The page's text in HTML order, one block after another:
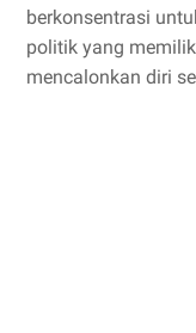
berkonsentrasi
politik yang
mencalonkan diri